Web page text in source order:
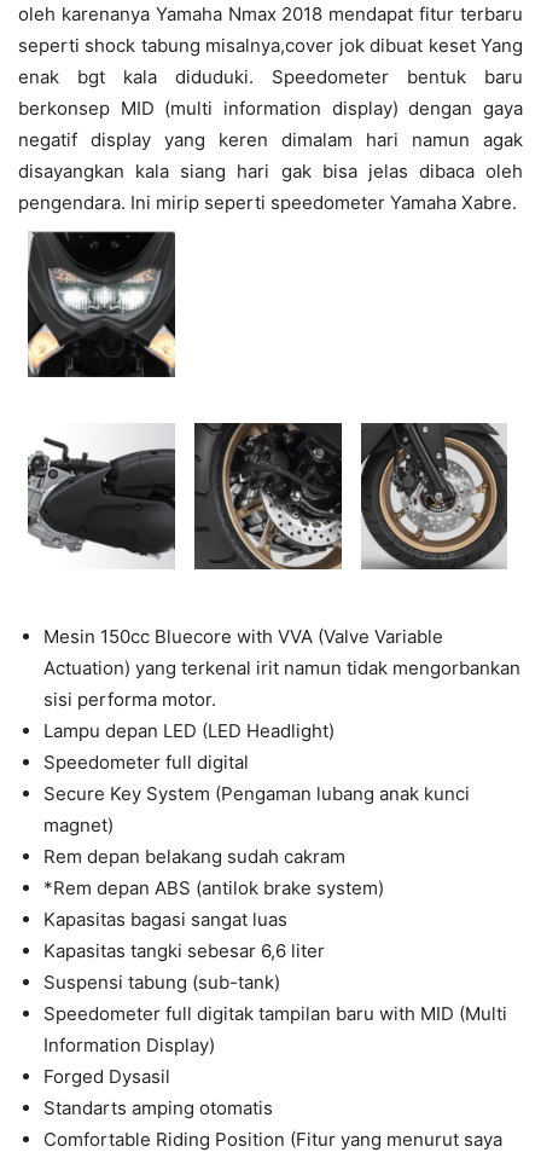
oleh karenanya Yamaha Nmax 2018 mendapat fitur terbaru
seperti shock tabung misalnya,cover jok dibuat keset Yang
enak bgt kala diduduki. Speedometer bentuk baru
berkonsep MID (multi information display) dengan gaya
negatif display yang keren dimalam hari namun agak
disayangkan kala siang hari gak bisa jelas dibaca oleh
pengendara. Ini mirip seperti speedometer Yamaha Xabre.
Mesin 150cc Bluecore with VVA (Valve Variable
Actuation) yang terkenal irit namun tidak mengorbankan
sisi performa motor.
Lampu depan LED (LED Headlight)
Speedometer full digital
Secure Key System (Pengaman lubang anak kunci
magnet)
Rem depan belakang sudah cakram
*Rem depan ABS (antilok brake system)
Kapasitas bagasi sangat luas
Kapasitas tangki sebesar 6,6 liter
Suspensi tabung (sub-tank)
Speedometer full digitak tampilan baru with MID (Multi
Information Display)
Forged Dysasil
Standarts amping otomatis
Comfortable Riding Position (Fitur yang menurut saya